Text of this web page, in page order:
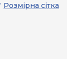
Розмірна сітка